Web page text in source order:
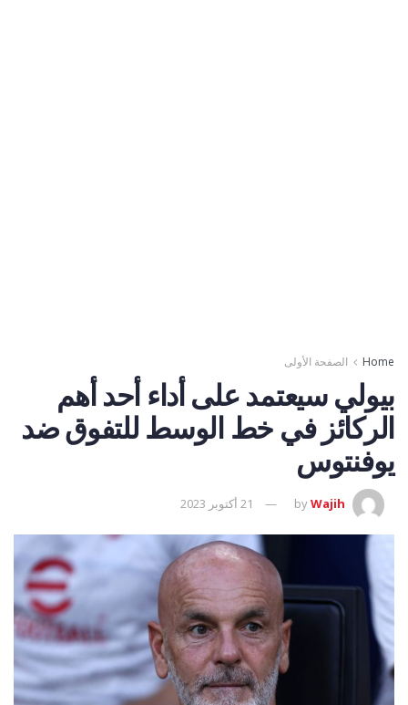
Home الصفحة الأولى
بيولي سيعتمد على أداء أحد أهم
الركائز في خط الوسط للتفوق ضد
يوفنتوس
byWajih 21 أكتوبر 2023